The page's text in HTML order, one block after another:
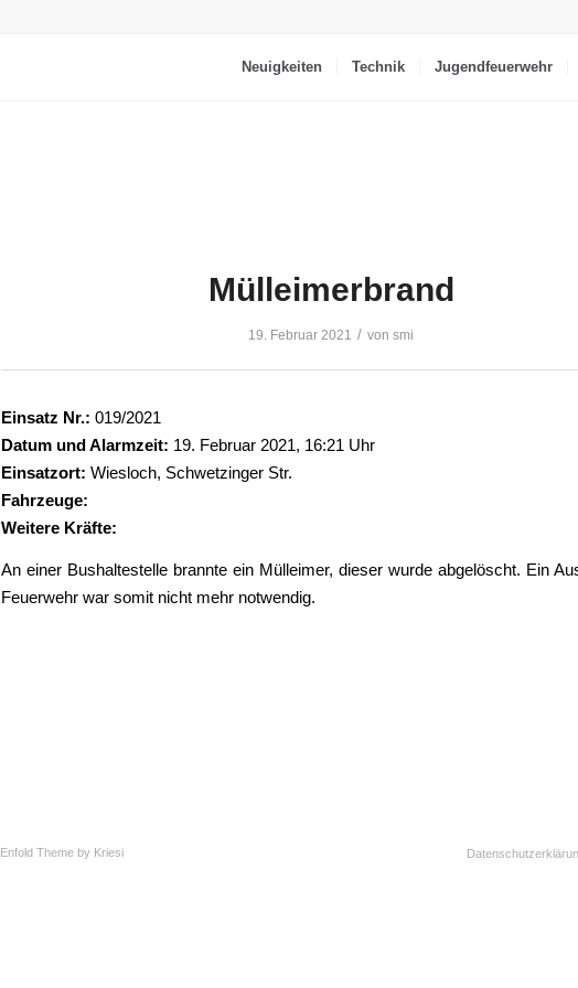
Neuigkeiten Technik Jugendfeuerwehr
Mülleimerbrand
19. Februar 2021 / von smi
Einsatz Nr.: 019/2021
Datum und Alarmzeit: 19. Februar 2021, 16:21 Uhr
Einsatzort: Wiesloch, Schwetzinger Str.
Fahrzeuge:
Weitere Kräfte:
An einer Bushaltestelle brannte ein Mülleimer, dieser wurde abgelöscht. Ein
Feuerwehr war somit nicht mehr notwendig.
Enfold Theme by Kriesi